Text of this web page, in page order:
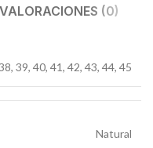
VALORACIONES (0)
, 39, 40, 41, 42, 43, 44, 45
Natural